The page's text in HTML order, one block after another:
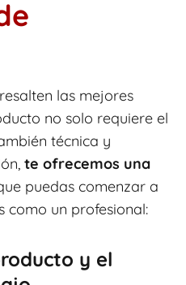
las mejores
no solo requiere el
técnica y
te ofrecemos una
puedas comenzar a
un profesional:
y el